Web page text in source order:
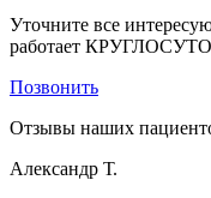
Уточните все
работает
Позвонить
Отзывы наших
Александр Т.